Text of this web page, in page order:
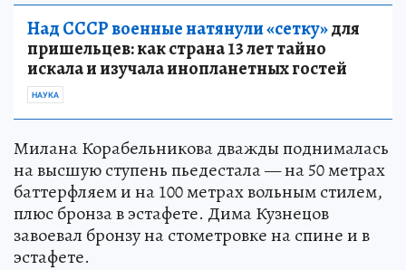
Над СССР военные натянули «сетку»для
пришельцев: как страна 13 лет тайно
искала и изучала инопланетных гостей
НАУКА
Милана Корабельникова дважды поднималась
на высшую ступень пьедестала — на 50 метрах
баттерфляем и на 100 метрах вольным стилем,
плюс бронза в эстафете. Дима Кузнецов
завоевал бронзу на стометровке на спине и в
эстафете.